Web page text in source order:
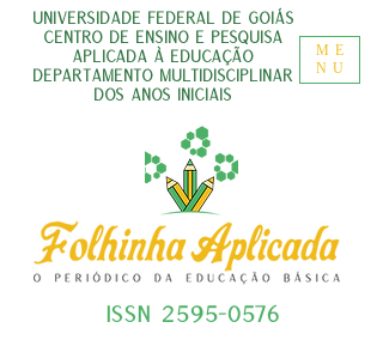
UNIVERSIDADE FEDERAL DE GOIÁS
CENTRO DE ENSINO E PESQUISA
APLICADA À EDUCAÇÃO
DEPARTAMENTO MULTIDISCIPLINAR
DOS ANOS INICIAIS
ISSN 2595-0576
ME
NU